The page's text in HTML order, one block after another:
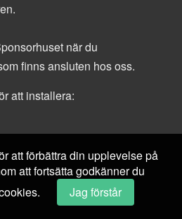
när du
finns ansluten hos oss.
att installera:
att förbättra din upplevelse på
att fortsätta godkänner du
Jag förstår